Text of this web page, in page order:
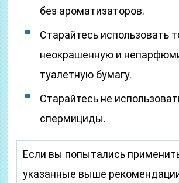
без ароматизаторов.
Старайтесь использовать
неокрашенную и
туалетную бумагу.
Старайтесь не
спермициды.
Если вы попытались
указанные выше